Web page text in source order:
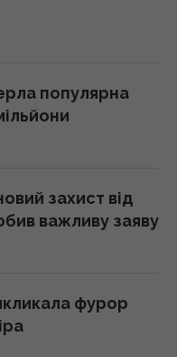
країн:
української
перемогу у
корисніша
антидронова
популярна
захист від
важливу заяву
фурор